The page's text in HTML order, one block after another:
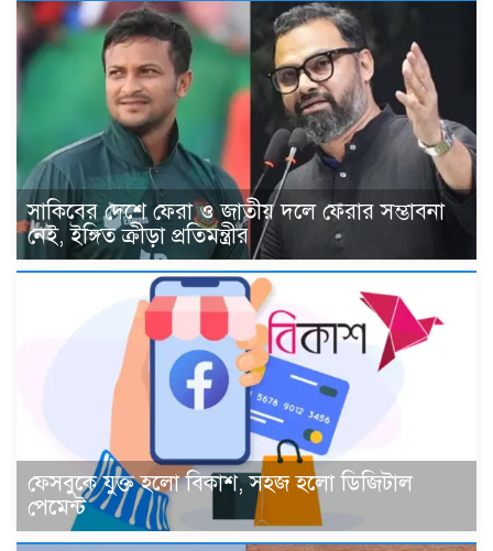
সাকিবের দেশে ফেরা ও জাতীয় দলে ফেরার সম্ভাবনা
নেই, ইঙ্গিত ক্রীড়া প্রতিমন্ত্রীর
ফেসবুকে যুক্ত হলো বিকাশ, সহজ হলো ডিজিটাল
পেমেন্ট